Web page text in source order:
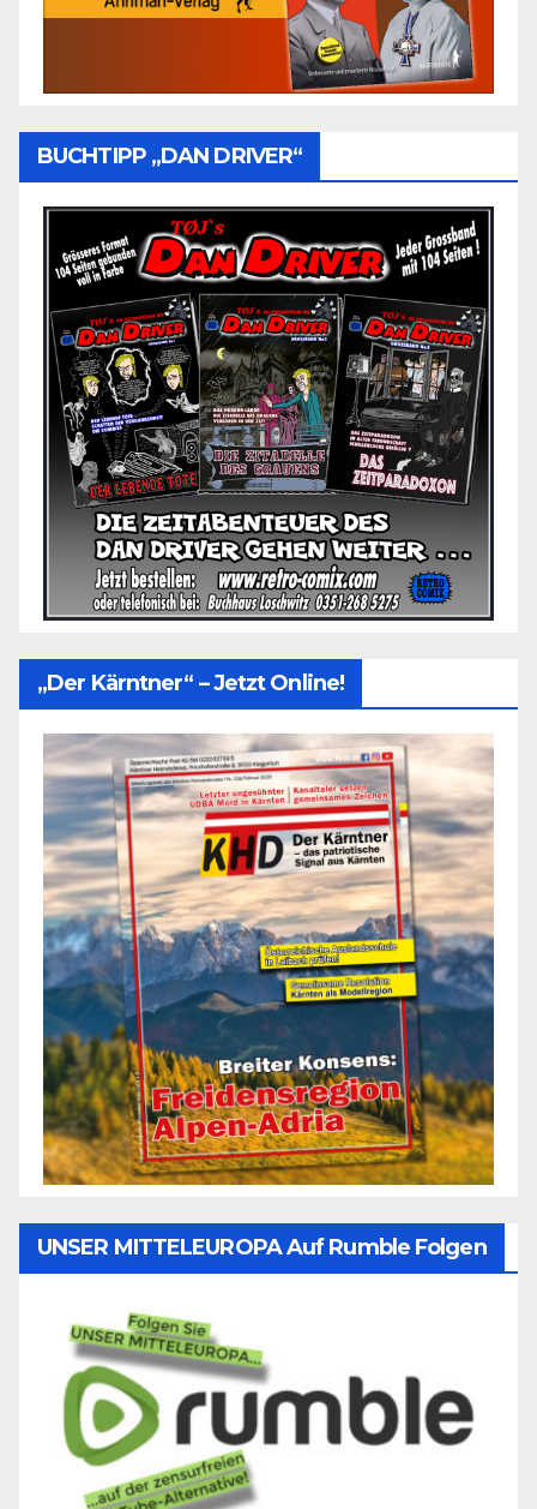
BUCHTIPP „DAN DRIVER“
„Der Kärntner“ – Jetzt Online!
UNSER MITTELEUROPA Auf Rumble Folgen